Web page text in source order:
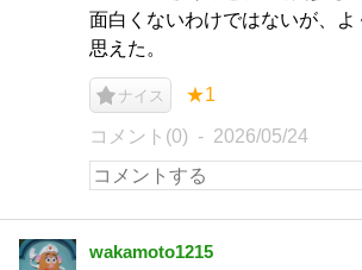
面白くないわけではないが、よ
思えた。
ナイス ★1
コメント(0) 2026/05/24
wakamoto1215